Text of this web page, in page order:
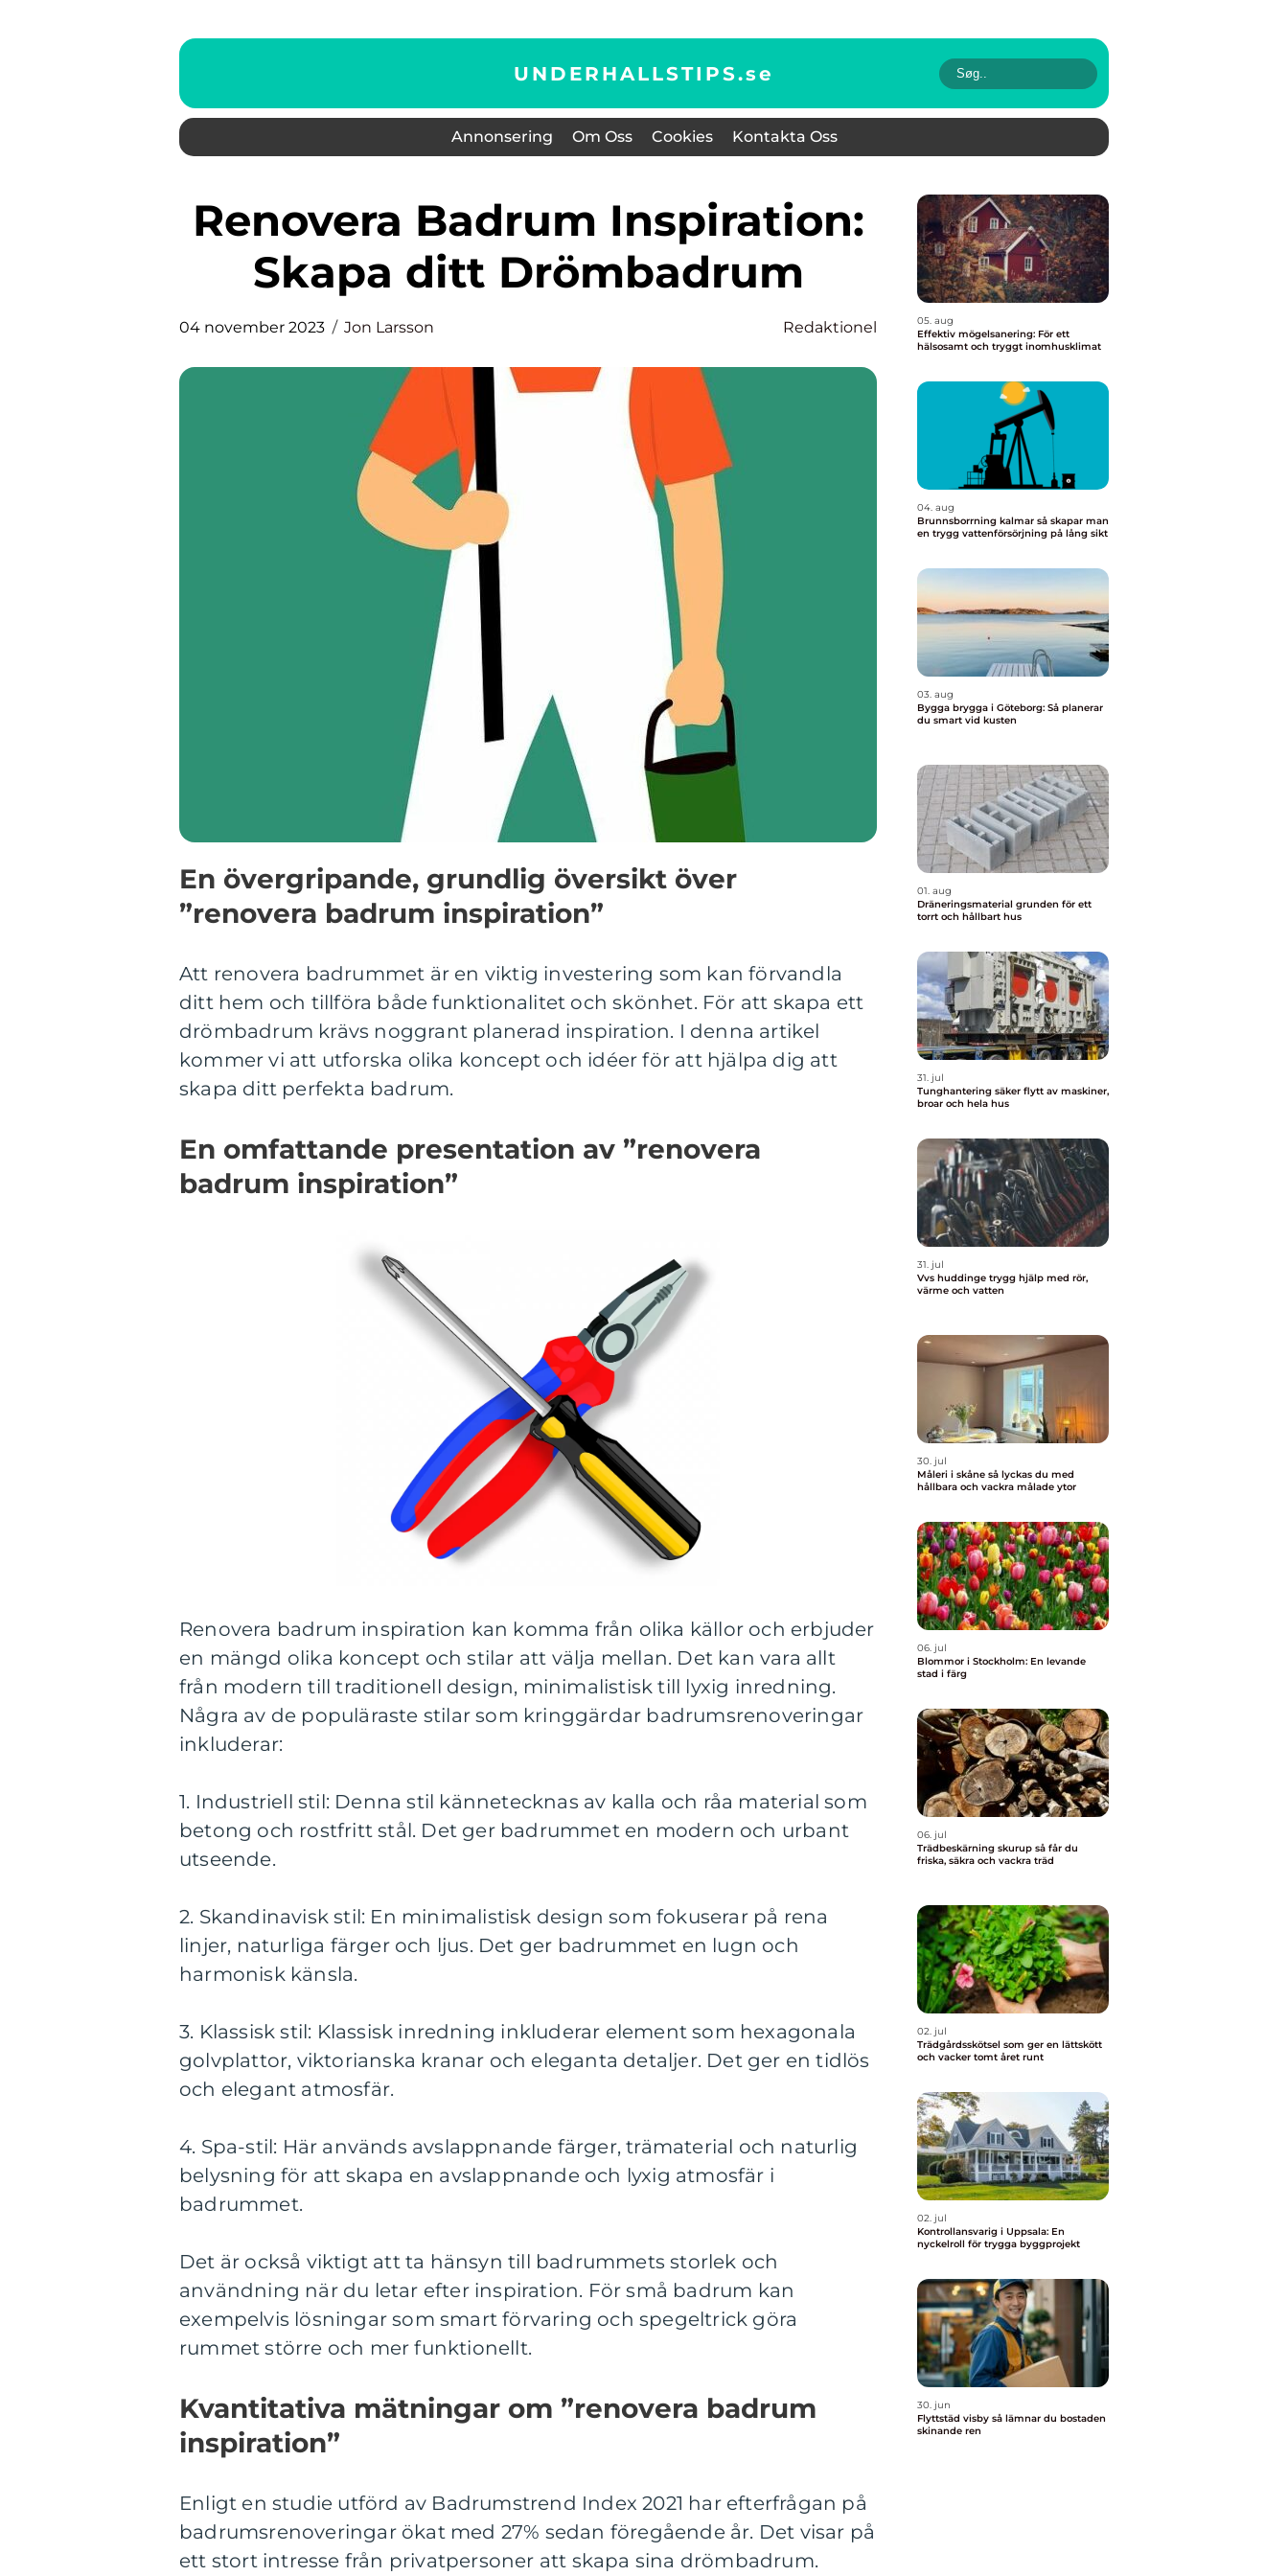
UNDERHALLSTIPS.se
Annonsering Om Oss Cookies Kontakta Oss
Renovera Badrum Inspiration:
Skapa ditt Drömbadrum
04 november 2023 Jon Larsson Redaktionel
En övergripande, grundlig översikt över
”renovera badrum inspiration”
Att renovera badrummet är en viktig investering som kan förvandla
ditt hem och tillföra både funktionalitet och skönhet. För att skapa ett
drömbadrum krävs noggrant planerad inspiration. I denna artikel
kommer vi att utforska olika koncept och idéer för att hjälpa dig att
skapa ditt perfekta badrum.
En omfattande presentation av ”renovera
badrum inspiration”
Renovera badrum inspiration kan komma från olika källor och erbjuder
en mängd olika koncept och stilar att välja mellan. Det kan vara allt
från modern till traditionell design, minimalistisk till lyxig inredning.
Några av de populäraste stilar som kringgärdar badrumsrenoveringar
inkluderar:
1. Industriell stil: Denna stil kännetecknas av kalla och råa material som
betong och rostfritt stål. Det ger badrummet en modern och urbant
utseende.
2. Skandinavisk stil: En minimalistisk design som fokuserar på rena
linjer, naturliga färger och ljus. Det ger badrummet en lugn och
harmonisk känsla.
3. Klassisk stil: Klassisk inredning inkluderar element som hexagonala
golvplattor, viktorianska kranar och eleganta detaljer. Det ger en tidlös
och elegant atmosfär.
4. Spa-stil: Här används avslappnande färger, trämaterial och naturlig
belysning för att skapa en avslappnande och lyxig atmosfär i
badrummet.
Det är också viktigt att ta hänsyn till badrummets storlek och
användning när du letar efter inspiration. För små badrum kan
exempelvis lösningar som smart förvaring och spegeltrick göra
rummet större och mer funktionellt.
Kvantitativa mätningar om ”renovera badrum
inspiration”
Enligt en studie utförd av Badrumstrend Index 2021 har efterfrågan på
badrumsrenoveringar ökat med 27% sedan föregående år. Det visar på
ett stort intresse från privatpersoner att skapa sina drömbadrum.
05. aug
Effektiv mögelsanering: För ett
hälsosamt och tryggt inomhusklimat
04. aug
Brunnsborrning kalmar så skapar man
en trygg vattenförsörjning på lång sikt
03. aug
Bygga brygga i Göteborg: Så planerar
du smart vid kusten
01. aug
Dräneringsmaterial grunden för ett
torrt och hållbart hus
31. jul
Tunghantering säker flytt av maskiner,
broar och hela hus
31. jul
Vvs huddinge trygg hjälp med rör,
värme och vatten
30. jul
Måleri i skåne så lyckas du med
hållbara och vackra målade ytor
06. jul
Blommor i Stockholm: En levande
stad i färg
06. jul
Trädbeskärning skurup så får du
friska, säkra och vackra träd
02. jul
Trädgårdsskötsel som ger en lättskött
och vacker tomt året runt
02. jul
Kontrollansvarig i Uppsala: En
nyckelroll för trygga byggprojekt
30. jun
Flyttstäd visby så lämnar du bostaden
skinande ren